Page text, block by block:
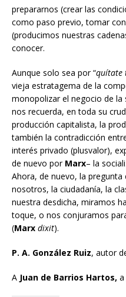
prepararnos (crear las
como paso previo, tomar
(producimos nuestras
conocer.
Aunque solo sea por “quítate
vieja estratagema de la
monopolizar el negocio de la
nos recuerda, en toda su
producción capitalista, la
también la contradicción
interés privado (plusvalor),
de nuevo por Marx– la
Ahora, de nuevo, la
nosotros, la ciudadanía, la
nuestra desdicha, miramos
toque, o nos conjuramos
(Marx dixit).
P. A. González Ruiz, autor
A Juan de Barrios Hartos, a